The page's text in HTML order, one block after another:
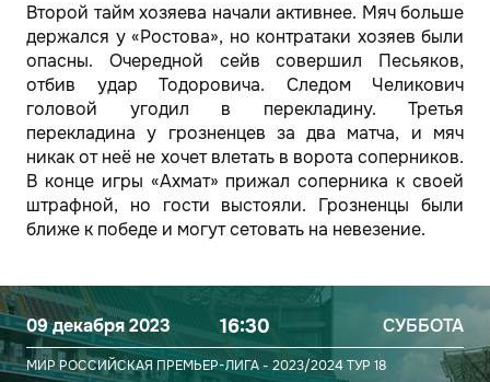
Второй тайм хозяева начали активнее. Мяч больше
держался у «Ростова», но контратаки хозяев были
опасны. Очередной сейв совершил Песьяков,
отбив удар Тодоровича. Следом Челикович
головой угодил в перекладину. Третья
перекладина у грозненцев за два матча, и мяч
никак от неё не хочет влетать в ворота соперников.
В конце игры «Ахмат» прижал соперника к своей
штрафной, но гости выстояли. Грозненцы были
ближе к победе и могут сетовать на невезение.
09 декабря 2023 16:30 СУББОТА
МИР РОССИЙСКАЯ ПРЕМЬЕР-ЛИГА - 2023/2024ТУР 18